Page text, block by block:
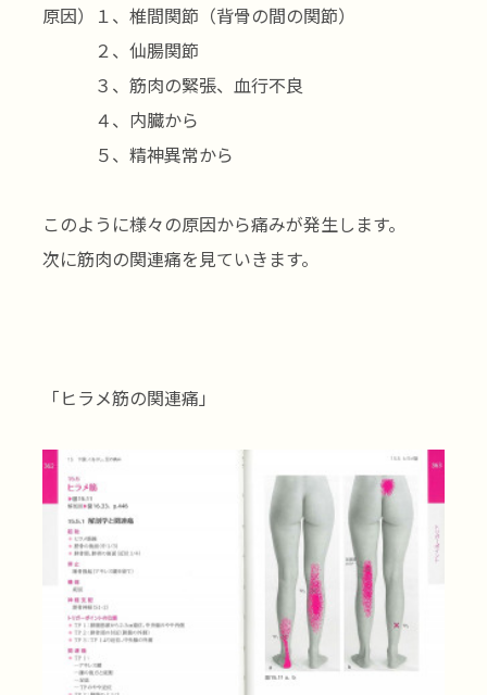
原因）１、椎間関節（背骨の間の関節）
２、仙腸関節
３、筋肉の緊張、血行不良
４、内臓から
５、精神異常から
このように様々の原因から痛みが発生します。
次に筋肉の関連痛を見ていきます。
「ヒラメ筋の関連痛」